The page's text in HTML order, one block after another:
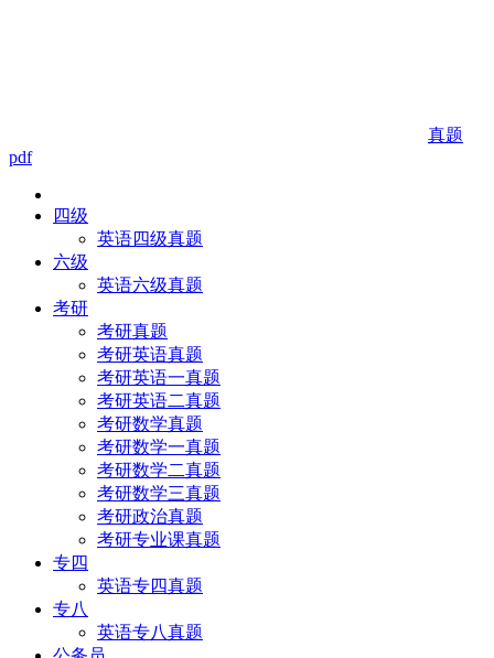
真题
pdf
四级
英语四级真题
六级
英语六级真题
考研
考研真题
考研英语真题
考研英语一真题
考研英语二真题
考研数学真题
考研数学一真题
考研数学二真题
考研数学三真题
考研政治真题
考研专业课真题
专四
英语专四真题
专八
英语专八真题